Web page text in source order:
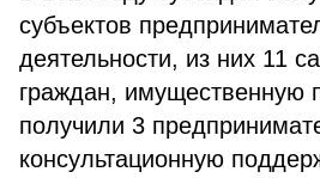
субъектов
деятельности, из них 11
граждан, имущественную
получили 3
консультационную